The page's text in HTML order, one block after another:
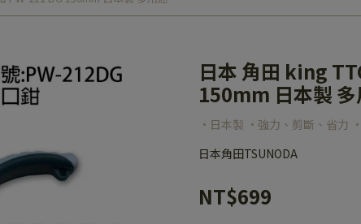
日本 角田 king
150mm 日本製
·日本製 ·強力、剪斷、省力
日本角田TSUNODA
NT$699